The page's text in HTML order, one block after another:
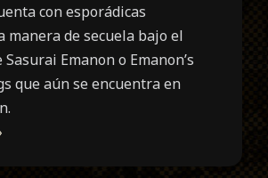
con esporádicas
manera de secuela bajo el
Emanon o Emanon’s
que aún se encuentra en